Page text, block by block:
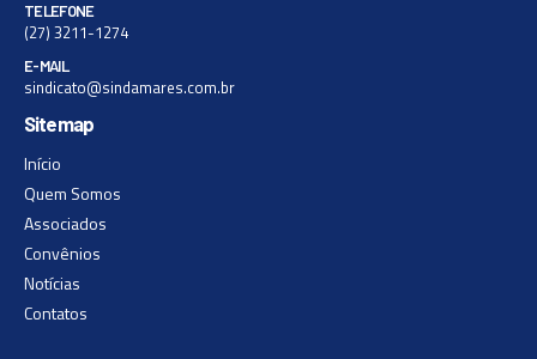
TELEFONE
(27) 3211-1274
E-MAIL
sindicato@sindamares.com.br
Sitemap
Início
Quem Somos
Associados
Convênios
Notícias
Contatos